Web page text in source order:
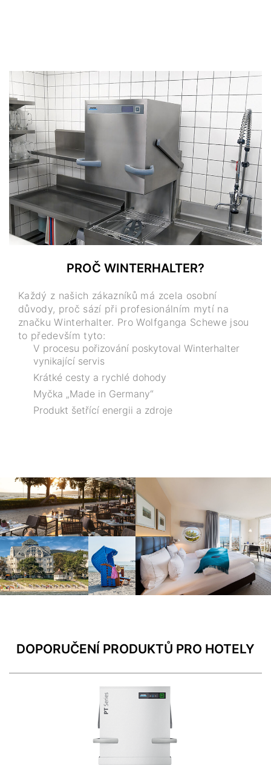
PROČ WINTERHALTER?
Každý z našich zákazníků má zcela osobní
důvody, proč sází při profesionálním mytí na
značku Winterhalter. Pro Wolfganga Schewe jsou
to především tyto:
V procesu pořizování poskytoval Winterhalter
vynikající servis
Krátké cesty a rychlé dohody
Myčka „Made in Germany“
Produkt šetřící energii a zdroje
DOPORUČENÍ PRODUKTŮ PRO HOTELY